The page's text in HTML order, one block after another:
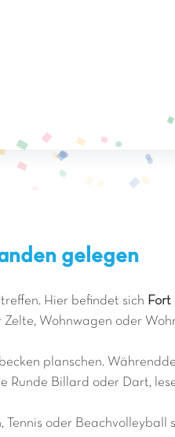
gelegen
Hier befindet sich Fort
Wohnwagen oder
planschen.
Billard oder Dart,
Tennis oder Beachvolleyball